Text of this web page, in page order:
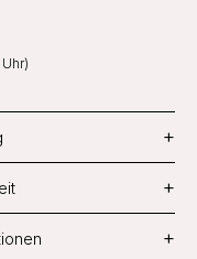
+
+
+